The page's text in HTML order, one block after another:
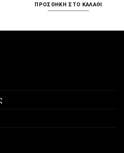
ΠΡΟΣΘΉΚΗ ΣΤΟ ΚΑΛΆΘΙ